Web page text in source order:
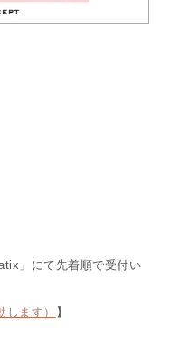
」にて先着順で受付い
ます） 】